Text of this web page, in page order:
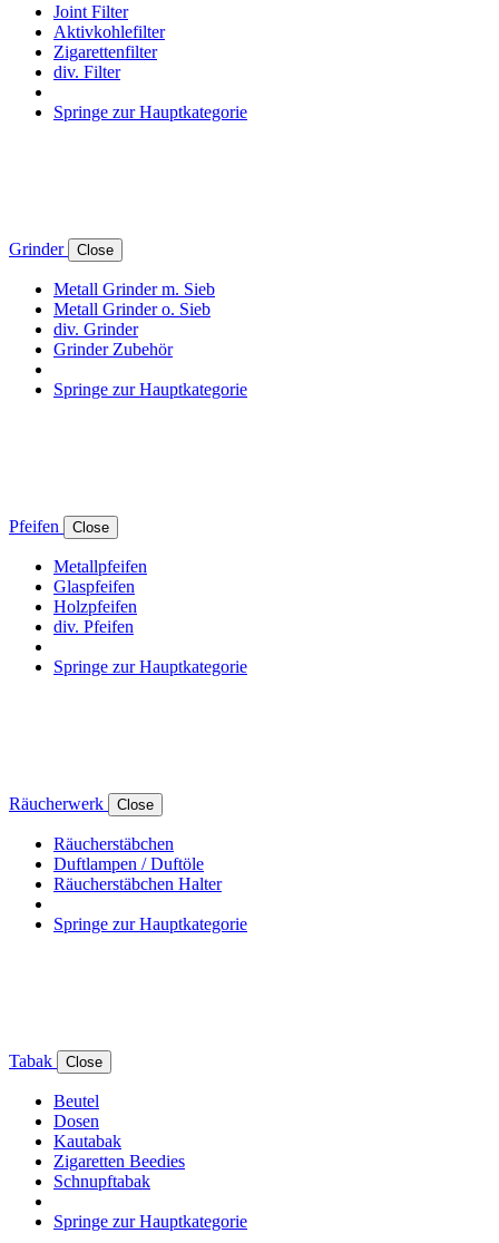
Joint Filter
Aktivkohlefilter
Zigarettenfilter
div. Filter
Springe zur Hauptkategorie
Grinder Close
Metall Grinder m. Sieb
Metall Grinder o. Sieb
div. Grinder
Grinder Zubehör
Springe zur Hauptkategorie
Pfeifen Close
Metallpfeifen
Glaspfeifen
Holzpfeifen
div. Pfeifen
Springe zur Hauptkategorie
Räucherwerk Close
Räucherstäbchen
Duftlampen / Duftöle
Räucherstäbchen Halter
Springe zur Hauptkategorie
Tabak Close
Beutel
Dosen
Kautabak
Zigaretten Beedies
Schnupftabak
Springe zur Hauptkategorie